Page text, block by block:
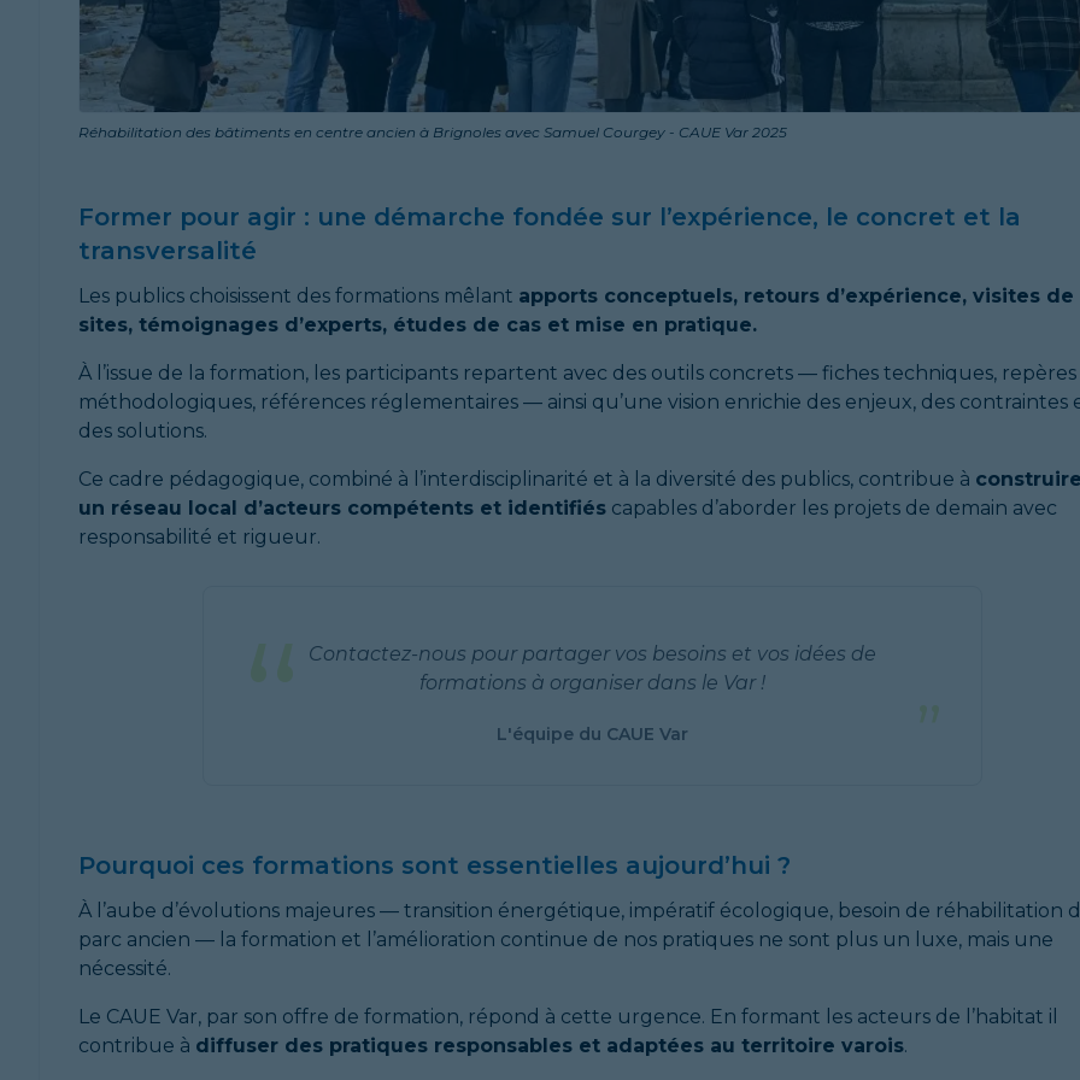
Réhabilitation des bâtiments en centre ancien à Brignoles avec Samuel Courgey - CAUE Var 2025
Former pour agir : une démarche fondée sur l’expérience, le concret et la
transversalité
Les publics choisissent des formations mêlant apports conceptuels, retours d’expérience, visites de
sites, témoignages d’experts, études de cas et mise en pratique.
À l’issue de la formation, les participants repartent avec des outils concrets — fiches techniques, repères
méthodologiques, références réglementaires — ainsi qu’une vision enrichie des enjeux, des contraintes
des solutions.
Ce cadre pédagogique, combiné à l’interdisciplinarité et à la diversité des publics, contribue à
un réseau local d’acteurs compétents et identifiés capables d’aborder les projets de demain avec
responsabilité et rigueur.
Contactez-nous pour partager vos besoins et vos idées de
formations à organiser dans le Var !
L'équipe du CAUE Var
Pourquoi ces formations sont essentielles aujourd’hui ?
À l’aube d’évolutions majeures — transition énergétique, impératif écologique, besoin de réhabilitation
parc ancien — la formation et l’amélioration continue de nos pratiques ne sont plus un luxe, mais une
nécessité.
Le CAUE Var, par son offre de formation, répond à cette urgence. En formant les acteurs de l’habitat il
contribue à diffuser des pratiques responsables et adaptées au territoire varois.